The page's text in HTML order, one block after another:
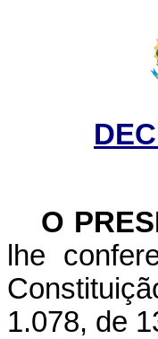
O
lhe
1.078, de